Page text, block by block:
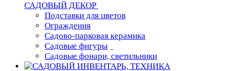
САДОВЫЙ ДЕКОР
Подставки для цветов
Ограждения
Садово-парковая керамика
Садовые фигуры
Садовые фонари, светильники